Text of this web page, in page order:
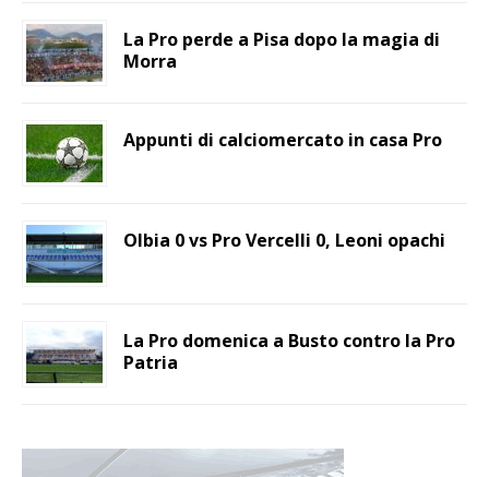
La Pro perde a Pisa dopo la magia di
Morra
Appunti di calciomercato in casa Pro
Olbia 0 vs Pro Vercelli 0, Leoni opachi
La Pro domenica a Busto contro la Pro
Patria